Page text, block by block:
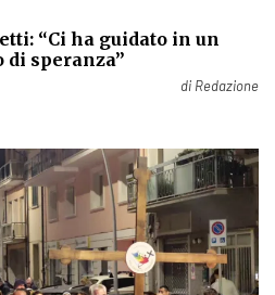
“Ci ha guidato in un
speranza”
di Redazione